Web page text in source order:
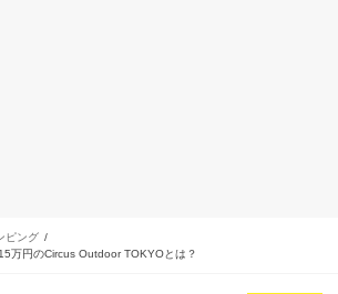
ピング
万円のCircus Outdoor TOKYOとは？